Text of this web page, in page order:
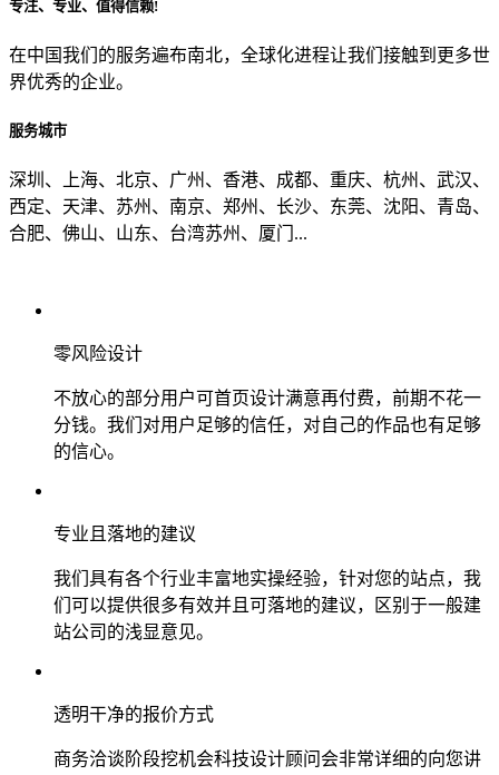
专注、专业、值得信赖!
在中国我们的服务遍布南北，全球化进程让我们接触到更多世
界优秀的企业。
服务城市
深圳、上海、北京、广州、香港、成都、重庆、杭州、武汉、
西定、天津、苏州、南京、郑州、长沙、东莞、沈阳、青岛、
合肥、佛山、山东、台湾苏州、厦门...
零风险设计
不放心的部分用户可首页设计满意再付费，前期不花一
分钱。我们对用户足够的信任，对自己的作品也有足够
的信心。
专业且落地的建议
我们具有各个行业丰富地实操经验，针对您的站点，我
们可以提供很多有效并且可落地的建议，区别于一般建
站公司的浅显意见。
透明干净的报价方式
商务洽谈阶段挖机会科技设计顾问会非常详细的向您讲